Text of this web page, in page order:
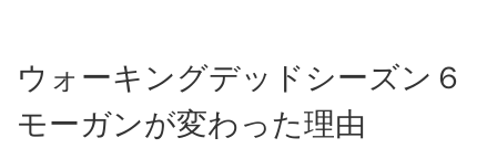
ウォーキングデッドシーズン６
モーガンが変わった理由